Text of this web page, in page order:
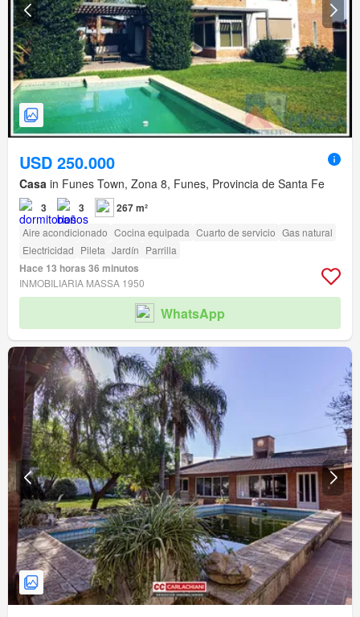
USD 250.000
Casa in Funes Town, Zona 8, Funes, Provincia de Santa Fe
3 3 267 m²
Aire acondicionado Cocina equipada Cuarto de servicio Gas natural
Electricidad Pileta Jardín Parrilla
Hace 13 horas 36 minutos
INMOBILIARIA MASSA 1950
WhatsApp